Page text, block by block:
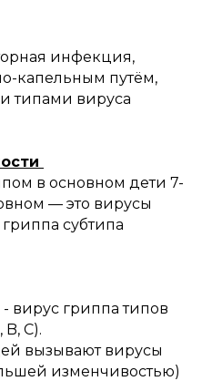
инфекция,
капельным путём,
типами вируса
в основном дети 7-
— это вирусы
субтипа
вирус гриппа типов
C).
вызывают вирусы
изменчивостью)